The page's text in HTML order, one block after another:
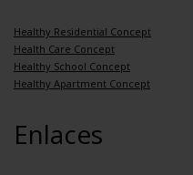
Healthy Residential Concept
Health Care Concept
Healthy School Concept
Healthy Apartment Concept
Enlaces